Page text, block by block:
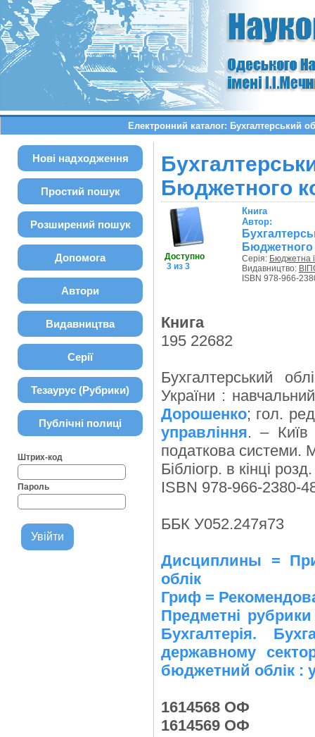
Електронний каталог: Бухгалтерський
Нові надходження
Простий пошук
Розширений пошук
Допомога
Автори
Видавництва
Серії
Тезаурус (Рубрики)
Публічні полиці
Штрих-код
Пароль
Бюджетного
Доступно
3 из 3
Книга
Автор:
Бюджетного
Серія: Бюджетна
Видавництво:
ISBN 978-966-
Книга
195 22682
Бухгалтерський
України :
Дорошенко; гол.
управління. –
податкова системи.
Бібліогр. в кінці розд.
ISBN 978-966-2380-
ББК У052.247я73
Дисциплины =
облік
Гриф =
Предметні
Бухгалтерія.
державному
бюджетний облік :
1614568 ОФ
1614569 ОФ